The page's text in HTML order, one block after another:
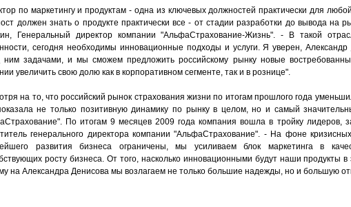
по маркетингу и продуктам - одна из ключевых должностей практически для
должен знать о продукте практически все - от стадии разработки до вывода на
Генеральный директор компании "АльфаСтрахование-Жизнь". - В такой
сегодня необходимы инновационные подходы и услуги. Я уверен,
ним задачами, и мы сможем предложить российскому рынку новые
увеличить свою долю как в корпоративном сегменте, так и в рознице".
на то, что российский рынок страхования жизни по итогам прошлого года
не только позитивную динамику по рынку в целом, но и самый
По итогам 9 месяцев 2009 года компания вошла в тройку лидеров,
генерального директора компании "АльфаСтрахование". - На фоне
развития бизнеса ограничены, мы усиливаем блок маркетинга в
росту бизнеса. От того, насколько инновационными будут наши продукты
на Александра Денисова мы возлагаем не только большие надежды, но и большую